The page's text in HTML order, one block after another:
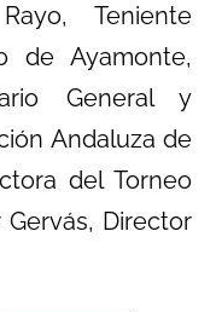
Teniente
de Ayamonte,
General y
Andaluza de
del Torneo
Gervás, Director